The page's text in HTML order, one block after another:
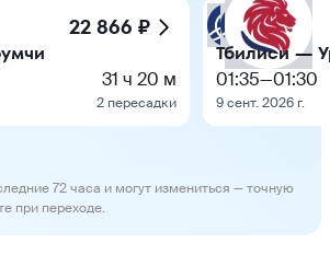
22 866 ₽
31 ч 20 м
2 пересадки
Тбилиси —
01:35—01:30
9 сент. 2026 г.
72 часа и могут измениться — точную
при переходе.